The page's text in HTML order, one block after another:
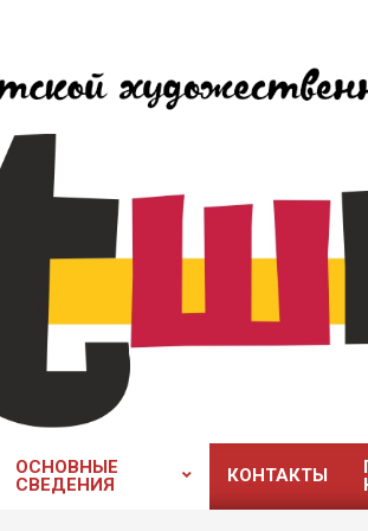
ОСНОВНЫЕ
СВЕДЕНИЯ
КОНТАКТЫ